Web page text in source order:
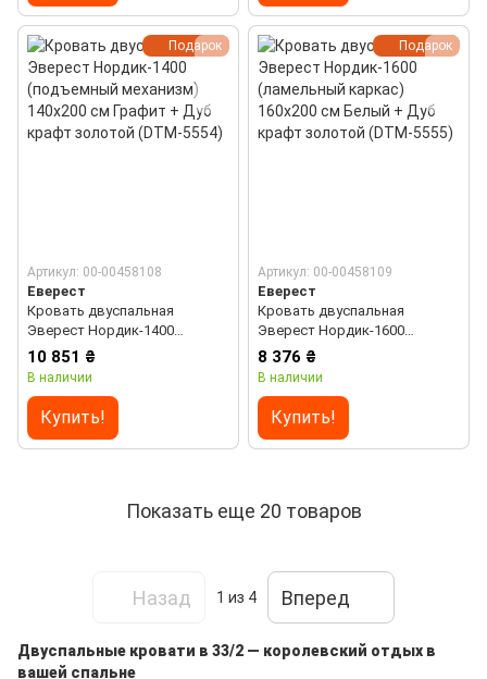
Подарок
Артикул: 00-00458108
Еверест
Кровать двуспальная
Эверест Нордик-1400
(подъемный механизм)
140х200 см Графит + Дуб
10 851 ₴
В наличии
Купить!
Подарок
Артикул: 00-00458109
Еверест
Кровать двуспальная
Эверест Нордик-1600
(ламельный каркас) 160х200
см Белый + Дуб крафт
8 376 ₴
В наличии
Купить!
Показать еще 20 товаров
Назад 1 из 4 Вперед
Двуспальные кровати в 33/2 — королевский отдых в
вашей спальне